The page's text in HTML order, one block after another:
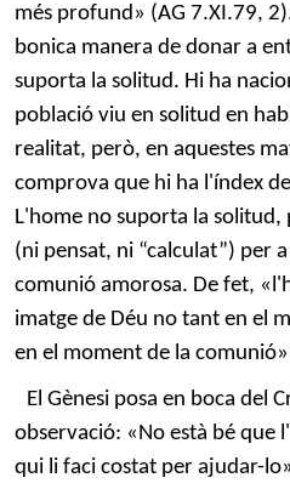
més profund» (AG 7.XI.79,
bonica manera de donar a
suporta la solitud. Hi ha
població viu en solitud en
realitat, però, en aquestes
comprova que hi ha l'índex
L'home no suporta la
(ni pensat, ni “calculat”) per
comunió amorosa. De fet,
imatge de Déu no tant en el
en el moment de la
El Gènesi posa en boca del
observació: «No està bé que
qui li faci costat per ajudar-